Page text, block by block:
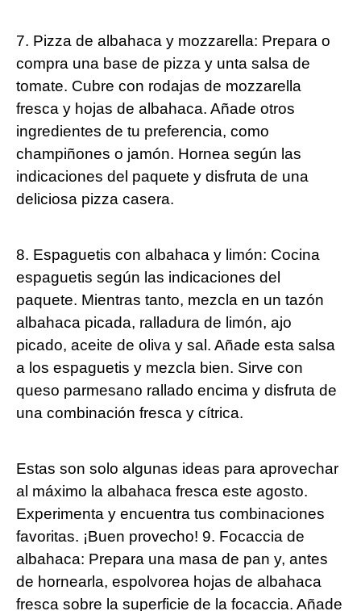
7. Pizza de albahaca y mozzarella: Prepara o
compra una base de pizza y unta salsa de
tomate. Cubre con rodajas de mozzarella
fresca y hojas de albahaca. Añade otros
ingredientes de tu preferencia, como
champiñones o jamón. Hornea según las
indicaciones del paquete y disfruta de una
deliciosa pizza casera.
8. Espaguetis con albahaca y limón: Cocina
espaguetis según las indicaciones del
paquete. Mientras tanto, mezcla en un tazón
albahaca picada, ralladura de limón, ajo
picado, aceite de oliva y sal. Añade esta salsa
a los espaguetis y mezcla bien. Sirve con
queso parmesano rallado encima y disfruta de
una combinación fresca y cítrica.
Estas son solo algunas ideas para aprovechar
al máximo la albahaca fresca este agosto.
Experimenta y encuentra tus combinaciones
favoritas. ¡Buen provecho! 9. Focaccia de
albahaca: Prepara una masa de pan y, antes
de hornearla, espolvorea hojas de albahaca
fresca sobre la superficie de la focaccia. Añade